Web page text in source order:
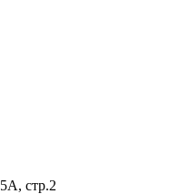
стр.2